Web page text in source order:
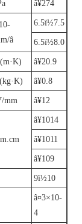
â¥274
â
6.5ï½7.5
6.5ï½8.0
â¥20.9
â¥0.8
mm â¥12
â¥1014
â¥1011
â¥109
9ï½10
â¤3×10-
4